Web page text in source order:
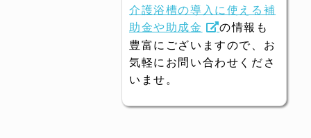
介護浴槽の導入に使える補
助金や助成金
の情報も
豊富にございますので、お
気軽にお問い合わせくださ
いませ。